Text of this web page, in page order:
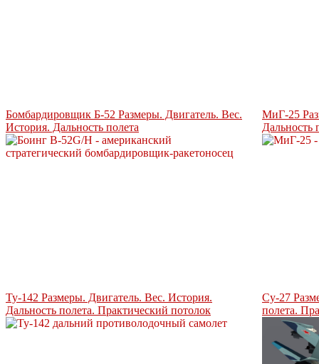
Бомбардировщик Б-52 Размеры. Двигатель. Вес.
История. Дальность полета
МиГ-25
Дальность
Ту-142 Размеры. Двигатель. Вес. История.
Дальность полета. Практический потолок
Су-27
полета.